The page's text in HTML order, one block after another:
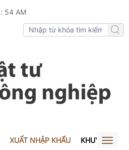
: 54 AM
XUẤT NHẬP KHẨU KHUYẾNToggle